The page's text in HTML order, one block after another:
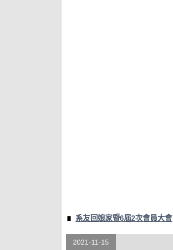
系友回娘家暨6屆2次會員大會
2021-11-15